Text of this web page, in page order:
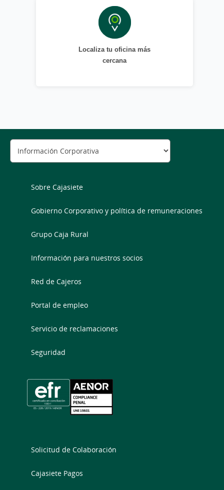
Localiza tu oficina más
cercana
Sobre Cajasiete
Gobierno Corporativo y política de remuneraciones
Grupo Caja Rural
Información para nuestros socios
Red de Cajeros
Portal de empleo
Servicio de reclamaciones
Seguridad
Solicitud de Colaboración
Cajasiete Pagos